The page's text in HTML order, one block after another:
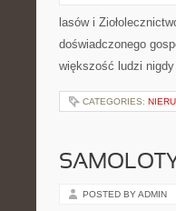
lasów i
doświadczonego
większość ludzi
CATEGORIES:
POSTED BY ADMIN